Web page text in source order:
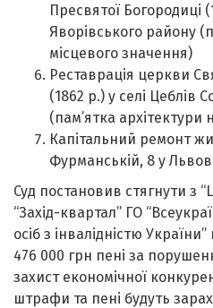
Пресвятої Богородиці
Яворівського району
місцевого значення)
Реставрація церкви
(1862 р.) у селі Цеблів
(пам’ятка архітектури
Капітальний ремонт
Фурманській, 8 у
Суд постановив стягнути з
“Захід-квартал” ГО
осіб з інвалідністю
476 000 грн пені за
захист економічної
штрафи та пені будуть